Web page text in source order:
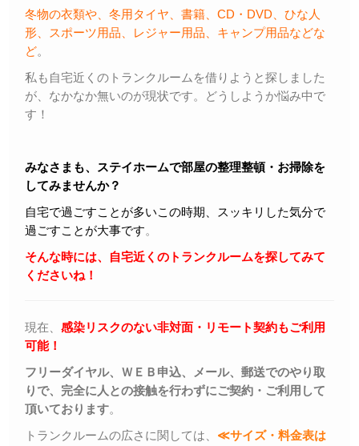
冬物の衣類や、冬用タイヤ、書籍、CD・DVD、ひな人
形、スポーツ用品、レジャー用品、キャンプ用品などな
ど。
私も自宅近くのトランクルームを借りようと探しました
が、なかなか無いのが現状です。どうしようか悩み中で
す！
みなさまも、ステイホームで部屋の整理整頓・お掃除を
してみませんか？
自宅で過ごすことが多いこの時期、スッキリした気分で
過ごすことが大事です。
そんな時には、自宅近くのトランクルームを探してみて
くださいね！
現在、 感染リスクのない非対面・リモート契約もご利用
可能！
フリーダイヤル、ＷＥＢ申込、メール、郵送でのやり取
りで、完全に人との接触を行わずにご契約・ご利用して
頂いております。
トランクルームの広さに関しては、 ≪サイズ・料金表は